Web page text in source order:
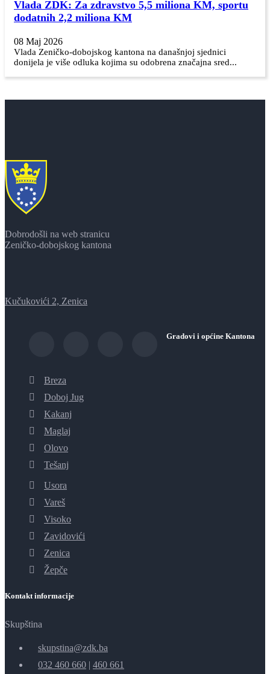
Vlada ZDK: Za zdravstvo 5,5 miliona KM, sportu
dodatnih 2,2 miliona KM
08 Maj 2026
Vlada Zeničko-dobojskog kantona na današnjoj sjednici
donijela je više odluka kojima su odobrena značajna sred...
Dobrodošli na web stranicu
Zeničko-dobojskog kantona
Kučukovići 2, Zenica
Gradovi i općine Kantona
Breza
Doboj Jug
Kakanj
Maglaj
Olovo
Tešanj
Usora
Vareš
Visoko
Zavidovići
Zenica
Žepče
Kontakt informacije
Skupština
skupstina@zdk.ba
032 460 660 | 460 661